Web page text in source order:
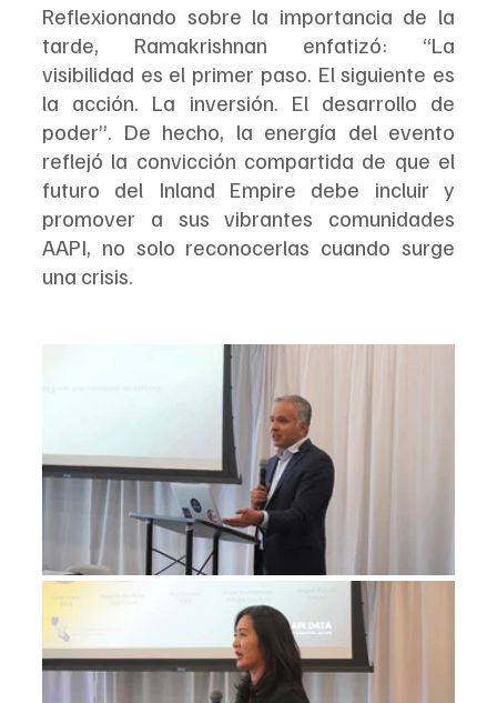
Reflexionando sobre la importancia de la
tarde, Ramakrishnan enfatizó: “La
visibilidad es el primer paso. El siguiente es
la acción. La inversión. El desarrollo de
poder”. De hecho, la energía del evento
reflejó la convicción compartida de que el
futuro del Inland Empire debe incluir y
promover a sus vibrantes comunidades
AAPI, no solo reconocerlas cuando surge
una crisis.